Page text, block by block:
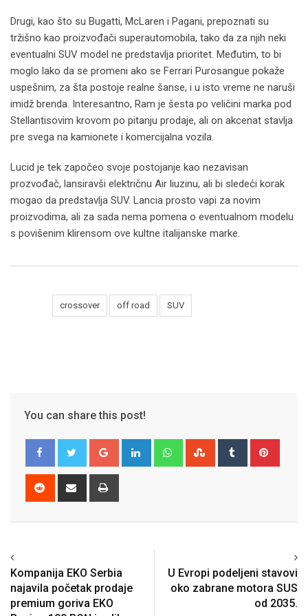
Drugi, kao što su Bugatti, McLaren i Pagani, prepoznati su
tržišno kao proizvođači superautomobila, tako da za njih neki
eventualni SUV model ne predstavlja prioritet. Međutim, to bi
moglo lako da se promeni ako se Ferrari Purosangue pokaže
uspešnim, za šta postoje realne šanse, i u isto vreme ne naruši
imidž brenda. Interesantno, Ram je šesta po veličini marka pod
Stellantisovim krovom po pitanju prodaje, ali on akcenat stavlja
pre svega na kamionete i komercijalna vozila.
Lucid je tek započeo svoje postojanje kao nezavisan
prozvođač, lansiravši električnu Air liuzinu, ali bi sledeći korak
mogao da predstavlja SUV. Lancia prosto vapi za novim
proizvodima, ali za sada nema pomena o eventualnom modelu
s povišenim klirensom ove kultne italijanske marke.
crossover off road SUV
You can share this post!
Google+ LinkedIn WhatsappStumbleUpon
Tumblr
Reddit
Share
Kompanija EKO Serbia
najavila početak prodaje
premium goriva EKO
U Evropi podeljeni stavovi
oko zabrane motora SUS
od 2035.